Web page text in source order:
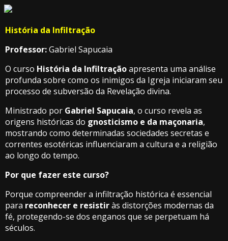
História da Infiltração
Professor:Gabriel Sapucaia
O curso História da Infiltraçãoapresenta uma análise
profunda sobre como os inimigos da Igreja iniciaram seu
processo de subversão da Revelação divina.
Ministrado por Gabriel Sapucaia, o curso revela as
origens históricas do gnosticismo e da maçonaria,
mostrando como determinadas sociedades secretas e
correntes esotéricas influenciaram a cultura e a religião
ao longo do tempo.
Por que fazer este curso?
Porque compreender a infiltração histórica é essencial
para reconhecer e resistiràs distorções modernas da
fé, protegendo-se dos enganos que se perpetuam há
séculos.